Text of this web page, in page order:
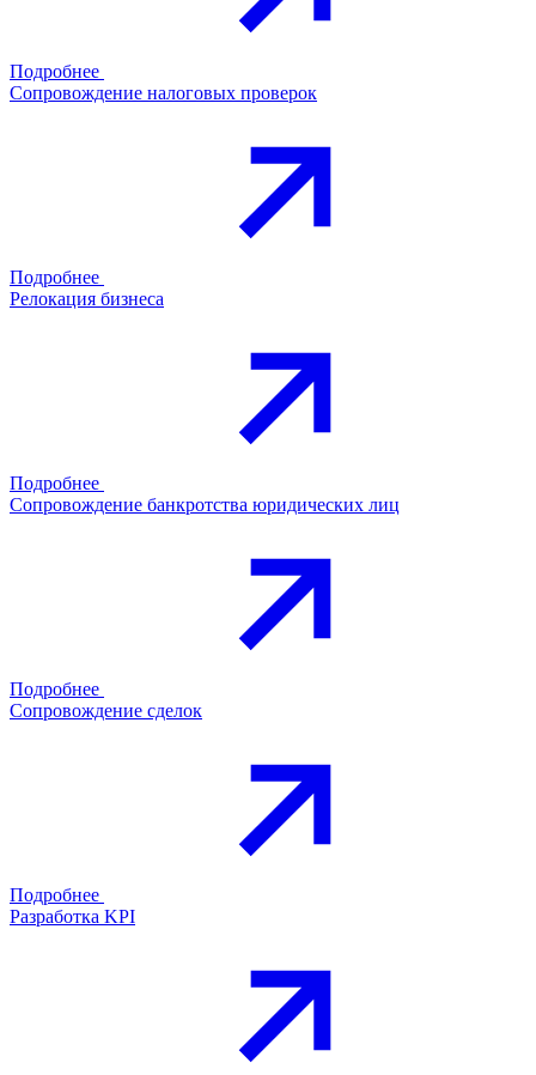
Подробнее
Сопровождение налоговых проверок
Подробнее
Релокация бизнеса
Подробнее
Сопровождение банкротства юридических лиц
Подробнее
Сопровождение сделок
Подробнее
Разработка KPI